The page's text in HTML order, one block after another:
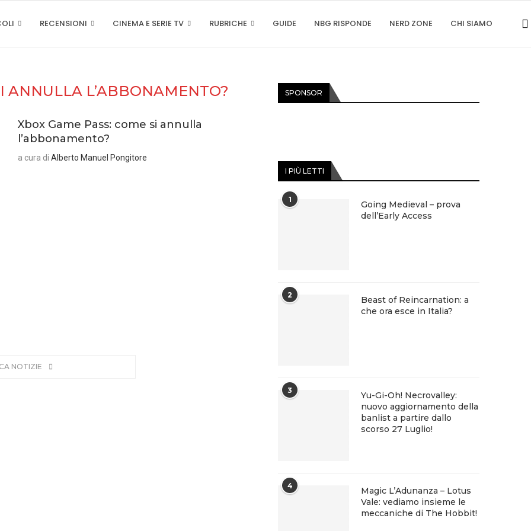
RECENSIONI CINEMA E SERIE TV RUBRICHE GUIDE NBG RISPONDE NERD ZONE CHI SIAMO
ANNULLA L’ABBONAMENTO?
Xbox Game Pass: come si annulla
l’abbonamento?
a cura di Alberto Manuel Pongitore
NOTIZIE
SPONSOR
I PIÙ LETTI
1
Going Medieval – prova
dell’Early Access
2
Beast of Reincarnation: a
che ora esce in Italia?
3
Yu-Gi-Oh! Necrovalley:
nuovo aggiornamento della
banlist a partire dallo
scorso 27 Luglio!
4
Magic L’Adunanza – Lotus
Vale: vediamo insieme le
meccaniche di The Hobbit!